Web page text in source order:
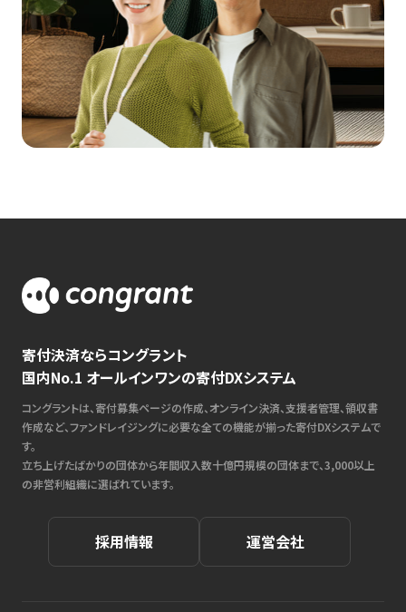
寄付決済ならコングラント
国内No.1 オールインワンの寄付DXシステム
コングラントは、寄付募集ページの作成、オンライン決済、支援者管理、領収書
作成など、ファンドレイジングに必要な全ての機能が揃った寄付DXシステムで
す。
立ち上げたばかりの団体から年間収入数十億円規模の団体まで、3,000以上
の非営利組織に選ばれています。
採用情報 運営会社